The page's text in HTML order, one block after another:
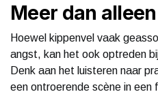
Meer dan
Hoewel kippenvel vaak
angst, kan het ook optreden
Denk aan het luisteren naar
een ontroerende scène in een